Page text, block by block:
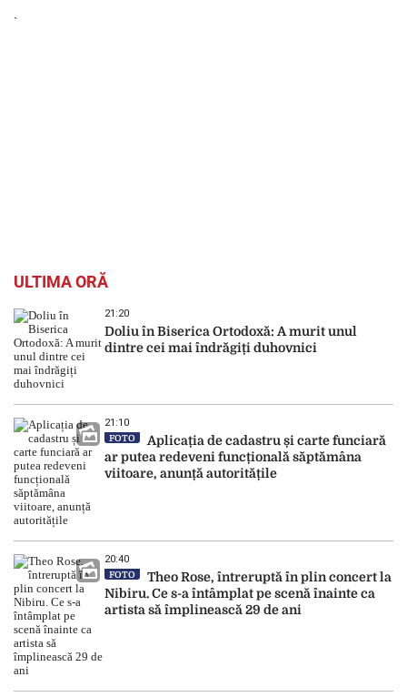
`
ULTIMA ORĂ
21:20
Doliu în Biserica Ortodoxă: A murit unul
dintre cei mai îndrăgiți duhovnici
21:10
FOTO
Aplicația de cadastru și carte funciară
ar putea redeveni funcțională săptămâna
viitoare, anunță autoritățile
20:40
FOTO
Theo Rose, întreruptă în plin concert la
Nibiru. Ce s-a întâmplat pe scenă înainte ca
artista să împlinească 29 de ani